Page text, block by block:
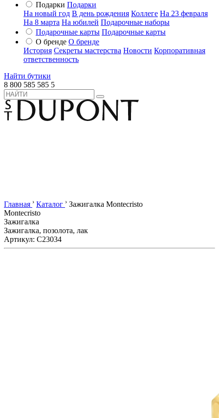
Подарки Подарки
На новый год В день рождения Коллеге На 23 февраля
На 8 марта На юбилей Подарочные наборы
Подарочные карты Подарочные карты
О бренде О бренде
История Секреты мастерства Новости Корпоративная
ответственность
Найти бутики
8 800 585 585 5
Главная › Каталог › Зажигалка Montecristo
Montecristo
Зажигалка
Зажигалка, позолота, лак
Артикул: C23034